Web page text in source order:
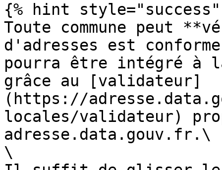
{% hint style="success"
Toute commune peut
d'adresses est
pourra être intégré à
grâce au [validateur]
(https://
locales/validateur)
adresse.data.gouv.fr.\
\